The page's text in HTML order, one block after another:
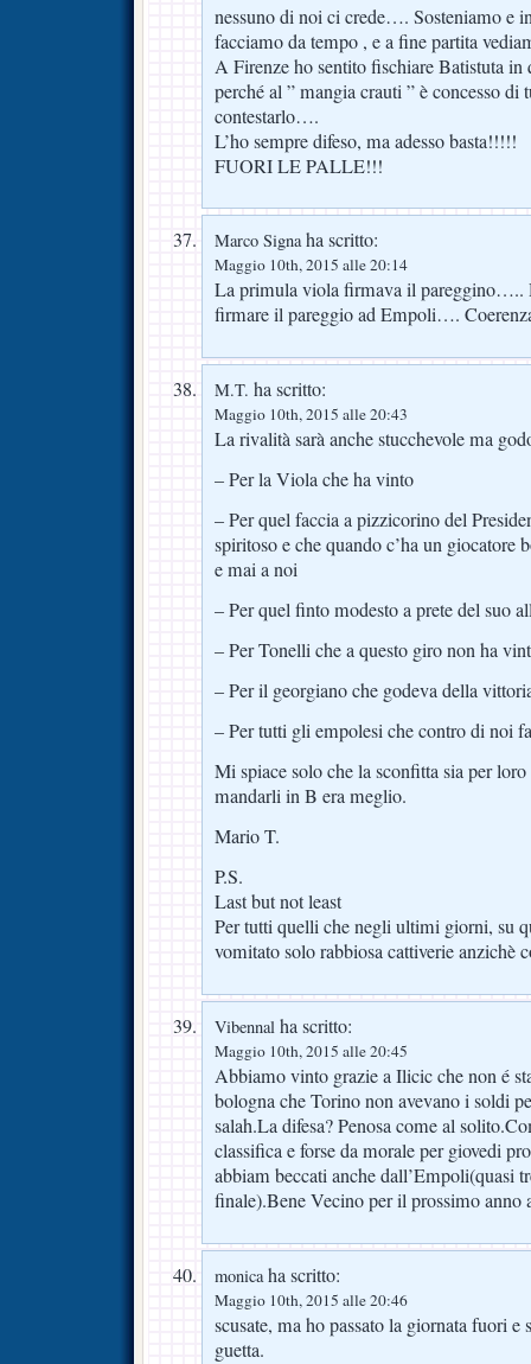
nessuno di noi ci crede…. Sosteniamo e
facciamo da tempo , e a fine partita
A Firenze ho sentito fischiare Batistuta in
perché al ” mangia crauti ” è concesso di
contestarlo….
L’ho sempre difeso, ma adesso basta!!!!!
FUORI LE PALLE!!!
Marco Signaha scritto:
Maggio 10th, 2015 alle 20:14
La primula viola firmava il pareggino…..
firmare il pareggio ad Empoli….
M.T. ha scritto:
Maggio 10th, 2015 alle 20:43
La rivalità sarà anche stucchevole ma
– Per la Viola che ha vinto
– Per quel faccia a pizzicorino del
spiritoso e che quando c’ha un giocatore
e mai a noi
– Per quel finto modesto a prete del suo
– Per Tonelli che a questo giro non ha
– Per il georgiano che godeva della
– Per tutti gli empolesi che contro di noi
Mi spiace solo che la sconfitta sia per
mandarli in B era meglio.
Mario T.
P.S.
Last but not least
Per tutti quelli che negli ultimi giorni, su
vomitato solo rabbiosa cattiverie anzichè
Vibennal ha scritto:
Maggio 10th, 2015 alle 20:45
Abbiamo vinto grazie a Ilicic che non é
bologna che Torino non avevano i soldi
salah.La difesa? Penosa come al
classifica e forse da morale per giovedi
abbiam beccati anche dall’Empoli(quasi
finale).Bene Vecino per il prossimo
monicaha scritto:
Maggio 10th, 2015 alle 20:46
scusate, ma ho passato la giornata fuori
guetta.